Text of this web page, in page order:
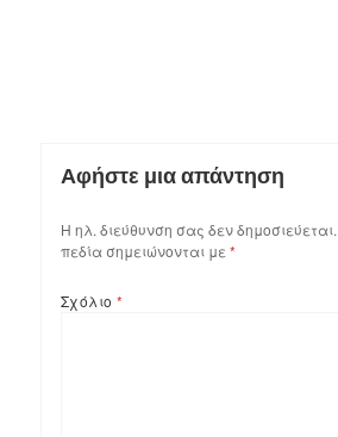
Αφήστε μια απάντηση
Η ηλ. διεύθυνση σας δεν δημοσιεύεται.
πεδία σημειώνονται με*
Σχόλιο *